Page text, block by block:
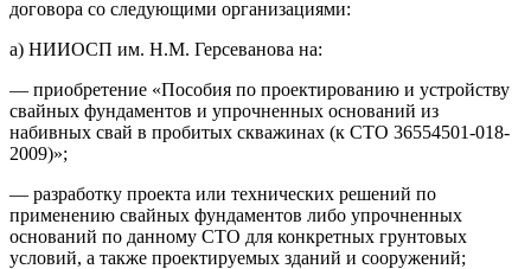
договора со следующими организациями:
а) НИИОСП им. Н.М. Герсеванова на:
— приобретение «Пособия по проектированию и устройству
свайных фундаментов и упрочненных оснований из
набивных свай в пробитых скважинах (к СТО 36554501-018-
2009)»;
— разработку проекта или технических решений по
применению свайных фундаментов либо упрочненных
оснований по данному СТО для конкретных грунтовых
условий, а также проектируемых зданий и сооружений;